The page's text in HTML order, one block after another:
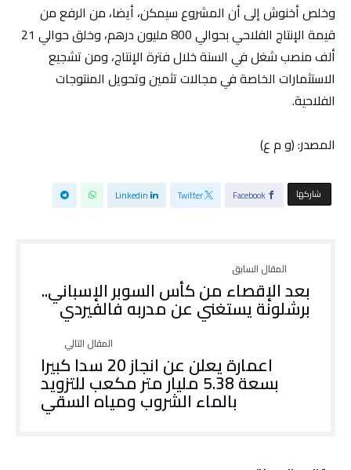
وخلص أخنوش إلى أن المشروع سيمكن، أيضا، من الرفع من
قيمة الإنتاج الفلاحي بحوالي 800 مليون درهم، وخلق حوالي 21
ألف منصب شغل في السنة خلال فترة الإنتاج، ومن تشجيع
الاستثمارات الخاصة في مجالات تثمين وتحويل المنتوجات
الفلاحية.
المصدر: (و م ع)
‫‫ شاركها‬ Facebook
Twitter
Linkedin
بعد الإقصاء من كأس السوبر الإسباني..
برشلونة يستغني عن مدربه فالفيردي
اعمارة يعلن عن انجاز 20 سدا كبيرا
بسعة 5.38 مليار متر مكعب للتزويد
بالماء الشروب ومياه السقي